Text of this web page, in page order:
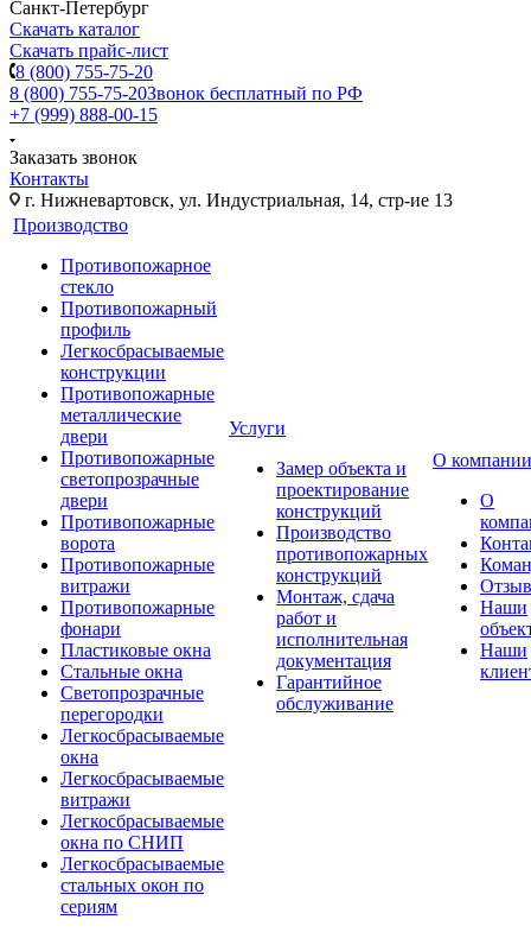
Санкт-Петербург
Скачать каталог
Скачать прайс-лист
8 (800) 755-75-20
8 (800) 755-75-20Звонок бесплатный по РФ
+7 (999) 888-00-15
Заказать звонок
Контакты
г. Нижневартовск, ул. Индустриальная, 14, стр-ие 13
Производство
Противопожарное
стекло
Противопожарный
профиль
Легкосбрасываемые
конструкции
Противопожарные
металлические
двери
Противопожарные
светопрозрачные
двери
Противопожарные
ворота
Противопожарные
витражи
Противопожарные
фонари
Пластиковые окна
Стальные окна
Светопрозрачные
перегородки
Легкосбрасываемые
окна
Легкосбрасываемые
витражи
Легкосбрасываемые
окна по СНИП
Легкосбрасываемые
стальных окон по
сериям
Услуги
Замер объекта и
проектирование
конструкций
Производство
противопожарных
конструкций
Монтаж, сдача
работ и
исполнительная
документация
Гарантийное
обслуживание
О компании
О
Наши
Наши